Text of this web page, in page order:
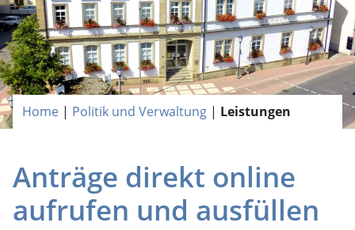
Home | Politik und Verwaltung | Leistungen
Anträge direkt online
aufrufen und ausfüllen